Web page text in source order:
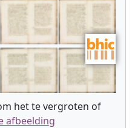
het te vergroten of
afbeelding